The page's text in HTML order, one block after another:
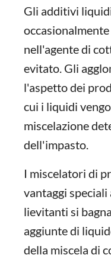
Gli additivi
nell'agente di
evitato. Gli
l'aspetto dei
cui i liquidi
miscelazione
dell'impasto.
I miscelatori di
vantaggi
lievitanti si
aggiunte di
della miscela di